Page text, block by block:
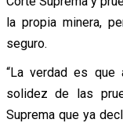
la propia minera,
seguro.
“La verdad es
solidez de las
Suprema que ya